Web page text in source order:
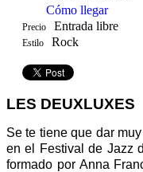
Cómo llegar
Precio Entrada libre
Estilo Rock
LES DEUXLUXES
Se te tiene que dar
en el Festival de Jazz
formado por Anna